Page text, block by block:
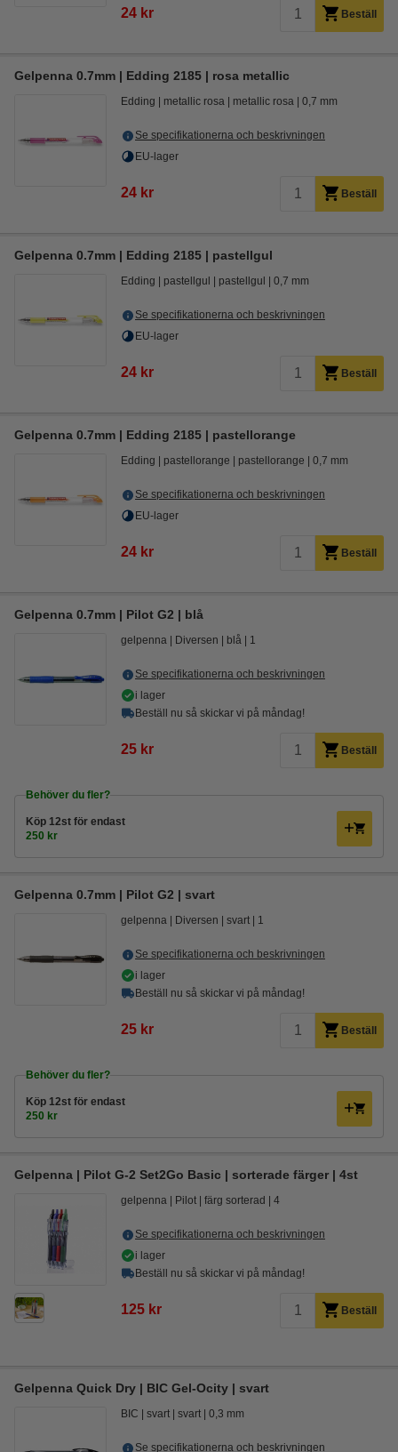
24 kr Beställ
Gelpenna 0.7mm | Edding 2185 | rosa metallic
Edding metallic rosa metallic rosa 0,7 mm
Se specifikationerna och beskrivningen
EU-lager
24 kr Beställ
Gelpenna 0.7mm | Edding 2185 | pastellgul
Edding pastellgul pastellgul 0,7 mm
Se specifikationerna och beskrivningen
EU-lager
24 kr Beställ
Gelpenna 0.7mm | Edding 2185 | pastellorange
Edding pastellorange pastellorange 0,7 mm
Se specifikationerna och beskrivningen
EU-lager
24 kr Beställ
Gelpenna 0.7mm | Pilot G2 | blå
gelpenna Diversen blå 1
Se specifikationerna och beskrivningen
i lager
Beställ nu så skickar vi på måndag!
25 kr Beställ
Behöver du fler?
Köp 12st för endast
250 kr
Gelpenna 0.7mm | Pilot G2 | svart
gelpenna Diversen svart 1
Se specifikationerna och beskrivningen
i lager
Beställ nu så skickar vi på måndag!
25 kr Beställ
Behöver du fler?
Köp 12st för endast
250 kr
Gelpenna | Pilot G-2 Set2Go Basic | sorterade färger | 4st
gelpenna Pilot färg sorterad 4
Se specifikationerna och beskrivningen
i lager
Beställ nu så skickar vi på måndag!
125 kr Beställ
Gelpenna Quick Dry | BIC Gel-Ocity | svart
BIC svart svart 0,3 mm
Se specifikationerna och beskrivningen